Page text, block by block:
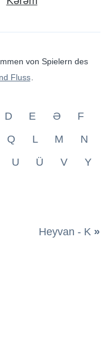
von Spielern des
Fluss
D E Ə
F
Q L M
N
U Ü V
Y
Heyvan - K »